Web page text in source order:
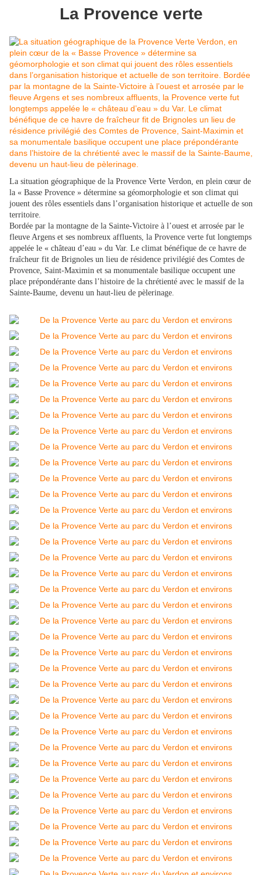
La Provence verte
La situation géographique de la Provence Verte Verdon, en plein cœur de
la « Basse Provence » détermine sa géomorphologie et son climat qui
jouent des rôles essentiels dans l’organisation historique et actuelle de son
territoire.
Bordée par la montagne de la Sainte-Victoire à l’ouest et arrosée par le
fleuve Argens et ses nombreux affluents, la Provence verte fut longtemps
appelée le « château d’eau » du Var. Le climat bénéfique de ce havre de
fraîcheur fit de Brignoles un lieu de résidence privilégié des Comtes de
Provence, Saint-Maximin et sa monumentale basilique occupent une
place prépondérante dans l’histoire de la chrétienté avec le massif de la
Sainte-Baume, devenu un haut-lieu de pèlerinage.